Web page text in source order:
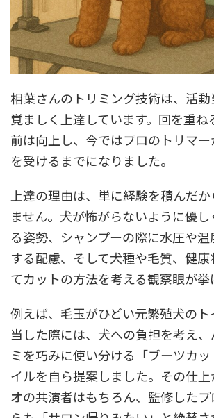
相葉さんのトリミング技術は、活
覚ましく上達しています。回を重
前は向上し、今ではプロのトリマ
を受けるまでになりました。
上達の理由は、単に経験を積んだ
ません。犬が怖がらないように優
る姿勢、シャンプーの際に水圧や
する配慮、そして犬種や毛質、健
てカットの方法を考える観察眼が挙
例えば、毛玉がひどい元繁殖犬の
当した際には、犬への負担を考え
ミを巧みに使い分ける「ブーツカ
イルを自ら提案しました。その仕
オの共演者はもちろん、監修した